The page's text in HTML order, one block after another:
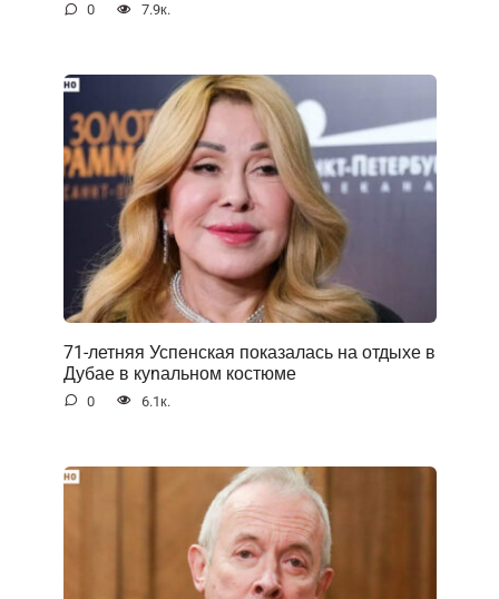
0 7.9к.
71-летняя Успенская показалась на отдыхе в
Дубае в куnальном костюме
0 6.1к.